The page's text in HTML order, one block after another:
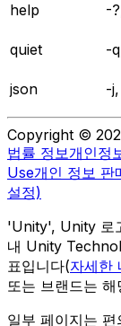
help -
quiet
-
json
-
Copyright ©
법률 정보개인정
Use개인 정보 판
설정)
'Unity', Unity 로
내 Unity
표입니다(자세한
또는 브랜드는
일부 페이지는